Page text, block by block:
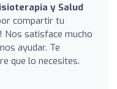
y Salud
compartir tu
Nos satisface mucho
ayudar. Te
que lo necesites.